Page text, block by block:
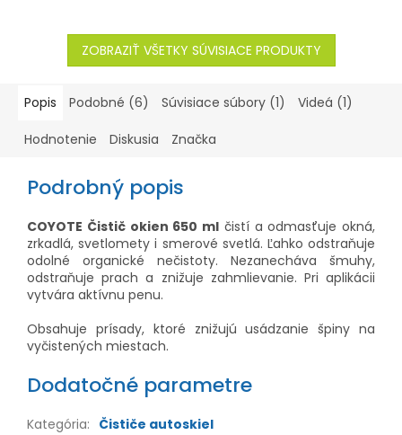
ZOBRAZIŤ VŠETKY SÚVISIACE PRODUKTY
Popis Podobné (6) Súvisiace súbory (1) Videá (1)
Hodnotenie Diskusia Značka
Podrobný popis
COYOTE Čistič okien 650 ml čistí a odmasťuje okná,
zrkadlá, svetlomety i smerové svetlá. Ľahko odstraňuje
odolné organické nečistoty. Nezanecháva šmuhy,
odstraňuje prach a znižuje zahmlievanie. Pri aplikácii
vytvára aktívnu penu.
Obsahuje prísady, ktoré znižujú usádzanie špiny na
vyčistených miestach.
Dodatočné parametre
Kategória: Čističe autoskiel